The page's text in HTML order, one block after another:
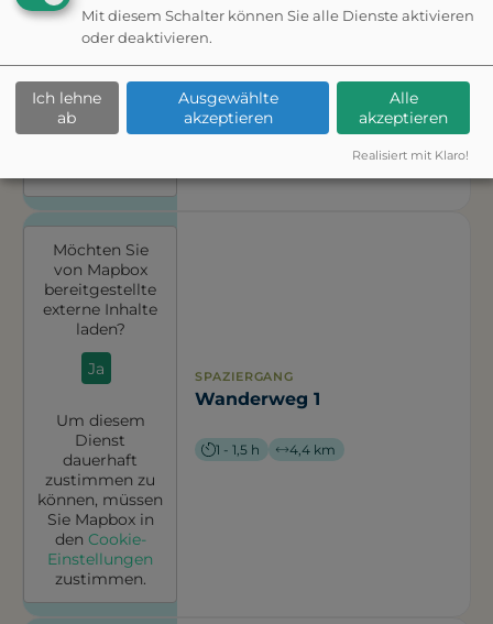
Um diesem
Dienst
können, müssen
SieMapbox
denCookie-
Möchten Sie
von Mapbox
bereitgestellte
externe Inhalte
laden?
Ja
Um diesem
Dienst
dauerhaft
zustimmen zu
können, müssen
Sie Mapboxin
den Cookie-
Einstellungen
zustimmen.
SPAZIERGANG
Wanderweg 1
1 - 1,5 h 4,4 km
Mit diesem Schalter können Sie alle Dienste aktivieren
oder deaktivieren.
Ich lehne
ab
Ausgewählte
akzeptieren
Alle
akzeptieren
Realisiert mit Klaro!